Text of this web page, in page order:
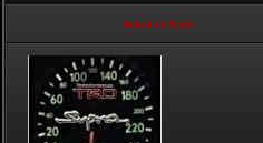
NikoLifeStyle